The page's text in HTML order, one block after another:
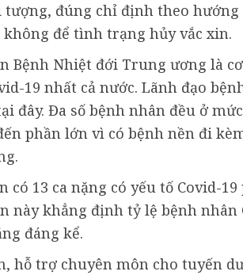
tượng, đúng chỉ định theo
không để tình trạng hủy vắc xin.
Bệnh Nhiệt đới Trung ương là
19 nhất cả nước. Lãnh đạo
đây. Đa số bệnh nhân đều ở
phần lớn vì có bệnh nền đi
có 13 ca nặng có yếu tố Covid-
này khẳng định tỷ lệ bệnh
đáng kể.
hỗ trợ chuyên môn cho tuyến